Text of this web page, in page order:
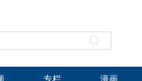
专栏 漫画